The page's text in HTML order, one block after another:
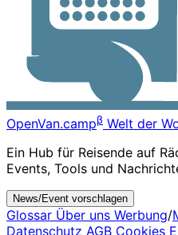
OpenVan.campβ Welt der
Ein Hub für Reisende auf
Events, Tools und
News/Event vorschlagen
Glossar Über uns Werbung/
Datenschutz AGB Cookies